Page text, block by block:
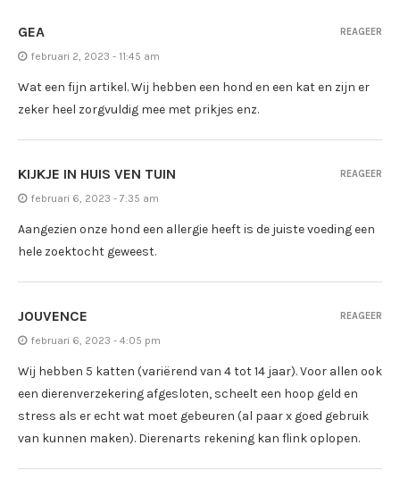
GEA
februari 2, 2023 - 11:45 am
Wat een fijn artikel. Wij hebben een hond en een kat en zijn er
zeker heel zorgvuldig mee met prikjes enz.
REAGEER
KIJKJE IN HUIS VEN TUIN
februari 6, 2023 - 7:35 am
Aangezien onze hond een allergie heeft is de juiste voeding een
hele zoektocht geweest.
REAGEER
JOUVENCE
februari 6, 2023 - 4:05 pm
Wij hebben 5 katten (variërend van 4 tot 14 jaar). Voor allen ook
een dierenverzekering afgesloten, scheelt een hoop geld en
stress als er echt wat moet gebeuren (al paar x goed gebruik
van kunnen maken). Dierenarts rekening kan flink oplopen.
REAGEER